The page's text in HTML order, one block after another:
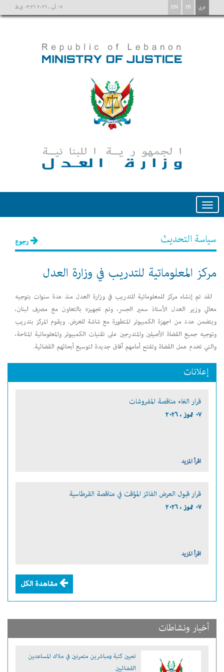
٠٧ آب ، ٢٠٢٦ ٠٣:٢٦ ق.ظ EN FR عربي
Toggle
سياسة التحديث رجوع
مركز المعلوماتية للتدريب في وزارة العدل
لقد تم إنشاء مركز للمعلوماتية للتدريب في وزارة العدل منذ عدة سنوات بتوجيه
معالي وزير العدل الأستاذ سمير الجسر، وتم تجهيزه بالتعاون مع مصرف لبنان،
ويتضمن عدد من اجهزة الكمبيوتر المتطورة مع شاشة للعرض. ويقوم المركز بتدريب
وتوجيه جميع القضاة الأصيلين والمتدرجين على تقنيات الكمبيوتر والمعلوماتية المتاحة،
والتي تخدم عمل القضاة وتفتح أمامهم آفاق جديدة لتوسيع أبحاثهم القضائية.
إعلانات
قرار الغاء مناقصة المفروشات
٠٧ تموز ، ٢٠٢٦
اقرأ المزيد
قرار قبول العرض الفائز المؤقت في مناقصة القرطاسية
٠٧ تموز ، ٢٠٢٦
اقرأ المزيد
مشاهدة الكل
أخبار ونشاطات
تعيين كتبة ومباشرين متمرنين في ملاك المساعدين
القضائيين